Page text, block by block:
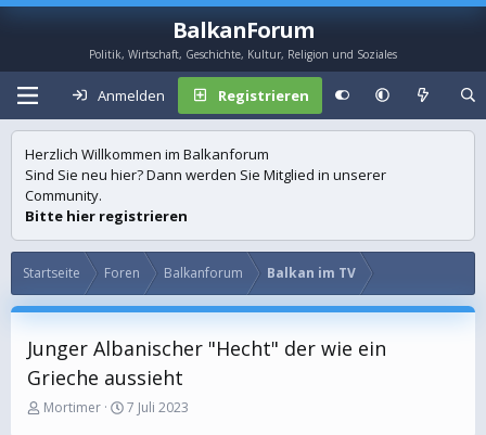
BalkanForum
Politik, Wirtschaft, Geschichte, Kultur, Religion und Soziales
Anmelden Registrieren
Herzlich Willkommen im Balkanforum
Sind Sie neu hier? Dann werden Sie Mitglied in unserer
Community.
Bitte hier registrieren
Startseite Foren Balkanforum Balkan im TV
Junger Albanischer "Hecht" der wie ein
Grieche aussieht
EMortimer
E
7 Juli 2023